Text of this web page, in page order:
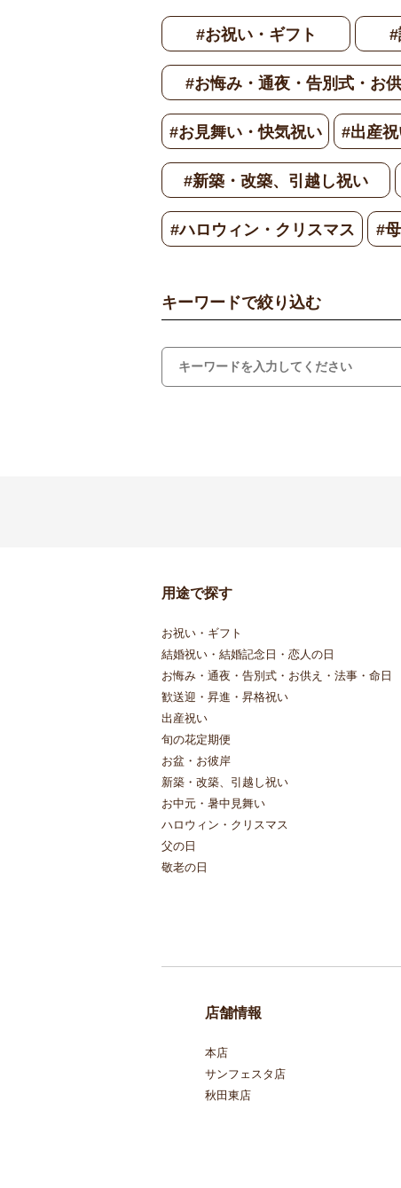
#お祝い・ギフト #
#お悔み・通夜・告別式・お
#お見舞い・快気祝い #出産
#新築・改築、引越し祝い
#ハロウィン・クリスマス #
キーワードで絞り込む
用途で探す
お祝い・ギフト
結婚祝い・結婚記念日・恋人の日
お悔み・通夜・告別式・お供え・法事・命日
歓送迎・昇進・昇格祝い
出産祝い
旬の花定期便
お盆・お彼岸
新築・改築、引越し祝い
お中元・暑中見舞い
ハロウィン・クリスマス
父の日
敬老の日
店舗情報
本店
サンフェスタ店
秋田東店